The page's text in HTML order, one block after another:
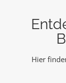
Hier